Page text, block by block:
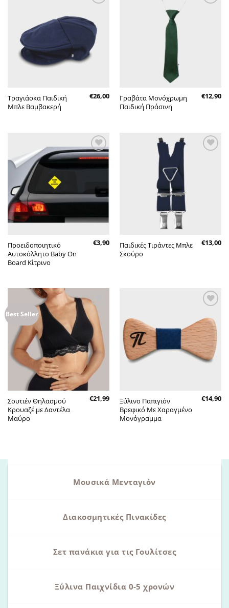
στην λίστα
επιθυμητών
Τραγιάσκα Παιδική
Μπλε Βαμβακερή
€26,00
Γραβάτα Μονόχρωμη
Παιδική Πράσινη
€12,90
Πρόσθήκη
επιθυμητών
Προειδοποιητικό
Αυτοκόλλητο Baby On
Board Κίτρινο
€3,90
επιθυμητών
Παιδικές Τιράντες Μπλε
Σκούρο
€13,00
Best Seller
Πρόσθήκη
στην λίστα
επιθυμητών
Σουτιέν Θηλασμού
Κρουαζέ με Δαντέλα
Μαύρο
€21,99
στην λίστα
επιθυμητών
Ξύλινο Παπιγιόν
Βρεφικό Με Χαραγμένο
Μονόγραμμα
€14,90
Μουσικά Μενταγιόν
Διακοσμητικές Πινακίδες
Σετ πανάκια για τις Γουλίτσες
Ξύλινα Παιχνίδια 0-5 χρονών